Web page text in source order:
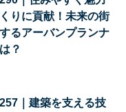
りに貢献！未来の街
るアーバンプランナ
？
｜建築を支える技